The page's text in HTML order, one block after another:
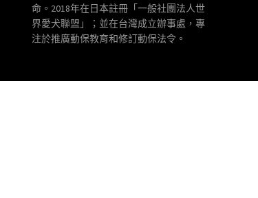
命。2018年在日本註冊「一般社團法人世
界愛犬聯盟」；並在台灣成立辦事處，專
注於推廣動保教育和修訂動保法令。